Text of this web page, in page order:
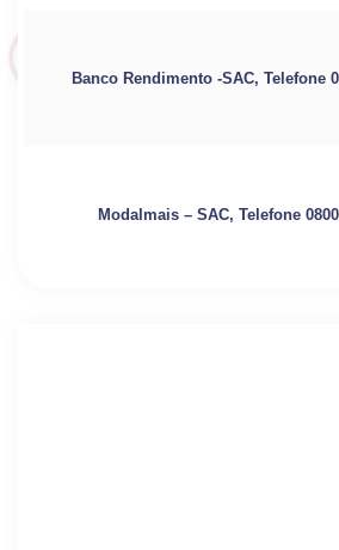
Banco Rendimento -SAC, Telefone
Modalmais – SAC, Telefone